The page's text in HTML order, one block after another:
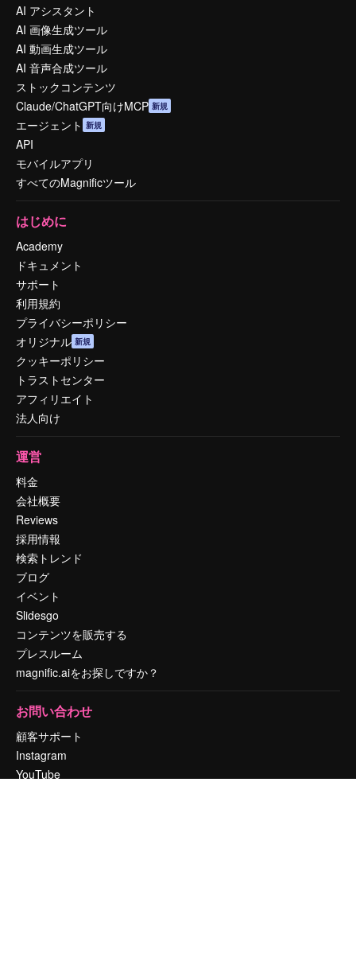
AI アシスタント
AI 画像生成ツール
AI 動画生成ツール
AI 音声合成ツール
ストックコンテンツ
Claude/ChatGPT向けMCP 新規
エージェント 新規
API
モバイルアプリ
すべてのMagnificツール
はじめに
Academy
ドキュメント
サポート
利用規約
プライバシーポリシー
オリジナル 新規
クッキーポリシー
トラストセンター
アフィリエイト
法人向け
運営
料金
会社概要
Reviews
採用情報
検索トレンド
ブログ
イベント
Slidesgo
コンテンツを販売する
プレスルーム
magnific.aiをお探しですか？
お問い合わせ
顧客サポート
Instagram
YouTube